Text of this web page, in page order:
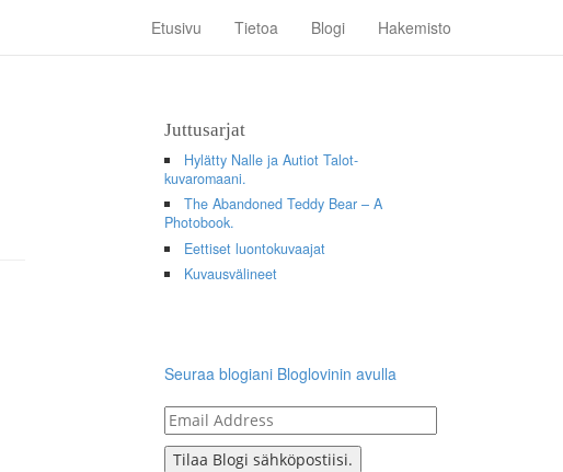
Etusivu Tietoa Blogi Hakemisto
Juttusarjat
Hylätty Nalle ja Autiot Talot-
kuvaromaani.
The Abandoned Teddy Bear – A
Photobook.
Eettiset luontokuvaajat
Kuvausvälineet
Seuraa blogiani Bloglovinin avulla
Email
Address
Tilaa Blogi sähköpostiisi.